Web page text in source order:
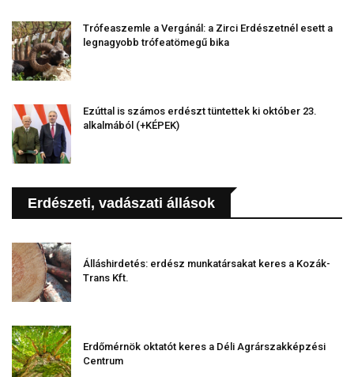
Trófeaszemle a Vergánál: a Zirci Erdészetnél esett a
legnagyobb trófeatömegű bika
Ezúttal is számos erdészt tüntettek ki október 23.
alkalmából (+KÉPEK)
Erdészeti, vadászati állások
Álláshirdetés: erdész munkatársakat keres a Kozák-
Trans Kft.
Erdőmérnök oktatót keres a Déli Agrárszakképzési
Centrum